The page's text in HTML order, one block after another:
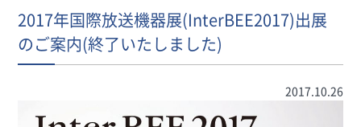
2017年国際放送機器展(InterBEE2017)出展
のご案内(終了いたしました)
2017.10.26